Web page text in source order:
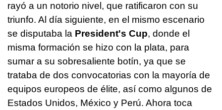
rayó a un notorio nivel, que ratificaron con su
triunfo. Al día siguiente, en el mismo escenario
se disputaba la President's Cup, donde el
misma formación se hizo con la plata, para
sumar a su sobresaliente botín, ya que se
trataba de dos convocatorias con la mayoría de
equipos europeos de élite, así como algunos de
Estados Unidos, México y Perú. Ahora toca